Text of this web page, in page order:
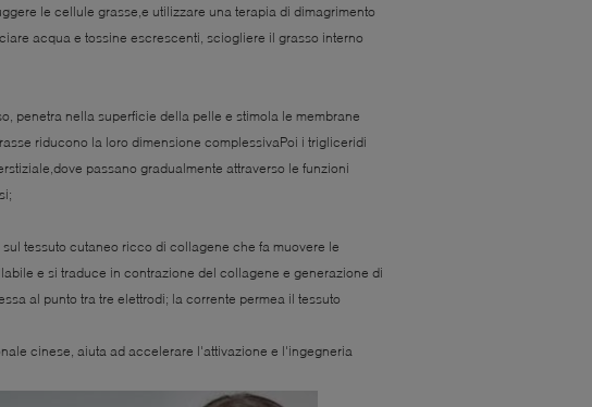
le cellule grasse,e utilizzare una terapia di dimagrimento
acqua e tossine escrescenti, sciogliere il grasso interno
penetra nella superficie della pelle e stimola le membrane
riducono la loro dimensione complessivaPoi i trigliceridi
passano gradualmente attraverso le funzioni
tessuto cutaneo ricco di collagene che fa muovere le
e si traduce in contrazione del collagene e generazione di
al punto tra tre elettrodi; la corrente permea il tessuto
cinese, aiuta ad accelerare l'attivazione e l'ingegneria